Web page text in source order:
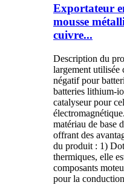
Exportateur
mousse
cuivre...
Description du
largement utilisée
négatif pour
batteries lithium-
catalyseur pour
matériau de base
offrant des
du produit : 1)
thermiques, elle
composants
pour la